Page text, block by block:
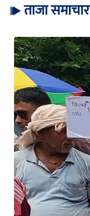
ताजा समाचार